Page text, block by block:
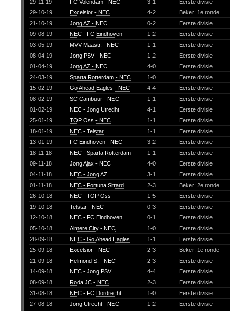
29-11-19
FC Volendam - NEC 3-1
Eerste divisie
29-10-19
Excelsior - NEC 4-2
Beker: 1e ronde
21-10-19
Jong AZ - NEC 0-2
Eerste divisie
09-08-19
NEC - FC Eindhoven 1-2
Eerste divisie
03-05-19
MVV Maastr. - NEC 1-1
Eerste divisie
08-04-19
Jong PSV - NEC 1-2
Eerste divisie
01-04-19
Jong AZ - NEC 4-0
Eerste divisie
24-03-19
Sparta Rotterdam - NEC 1-0
Eerste divisie
15-02-19
Go Ahead Eagles - NEC 4-4
Eerste divisie
08-02-19
SC Cambuur - NEC 1-1
Eerste divisie
01-02-19
NEC - Jong Utrecht 4-1
Eerste divisie
25-01-19
TOP Oss - NEC 1-1
Eerste divisie
18-01-19
NEC - Telstar 1-1
Eerste divisie
13-01-19
FC Eindhoven - NEC 3-2
Eerste divisie
18-11-18
NEC - Sparta Rotterdam 1-1
Eerste divisie
09-11-18
Jong Ajax - NEC 4-0
Eerste divisie
04-11-18
NEC - Jong AZ 3-1
Eerste divisie
01-11-18
NEC - Fortuna Sittard 2-3
Beker: 2e ronde
26-10-18
NEC - TOP Oss 1-5
Eerste divisie
19-10-18
Telstar - NEC 0-3
Eerste divisie
12-10-18
NEC - FC Eindhoven 0-1
Eerste divisie
05-10-18
Almere City - NEC 1-0
Eerste divisie
28-09-18
NEC - Go Ahead Eagles 1-1
Eerste divisie
25-09-18
Excelsior - NEC 2-3
Beker: 1e ronde
21-09-18
Helmond S. - NEC 2-3
Eerste divisie
14-09-18
NEC - Jong PSV 4-4
Eerste divisie
08-09-18
Roda JC - NEC 2-3
Eerste divisie
31-08-18
NEC - FC Dordrecht 1-0
Eerste divisie
27-08-18
Jong Utrecht - NEC 1-2
Eerste divisie